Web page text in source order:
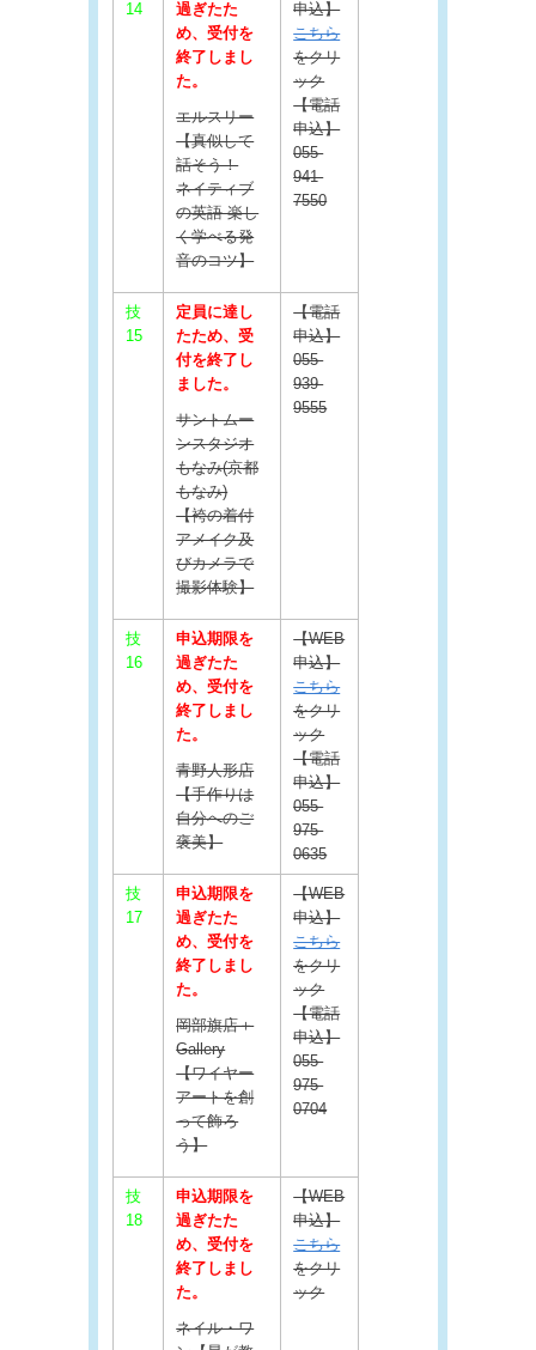
14
過ぎたた
め、受付を
終了しまし
た。
エルスリー
【真似して
話そう！
ネイティブ
の英語 楽し
く学べる発
音のコツ】
申込】
こちら
をクリ
ック
【電話
申込】
055-
941-
7550
技
15
定員に達し
たため、受
付を終了し
ました。
サントムー
ンスタジオ
もなみ(京都
もなみ)
【袴の着付
アメイク及
びカメラで
撮影体験】
【電話
申込】
055-
939-
9555
技
16
申込期限を
過ぎたた
め、受付を
終了しまし
た。
青野人形店
【手作りは
自分へのご
褒美】
【WEB
申込】
こちら
をクリ
ック
【電話
申込】
055-
975-
0635
技
17
申込期限を
過ぎたた
め、受付を
終了しまし
た。
岡部旗店＋
Gallery
【ワイヤー
アートを創
って飾ろ
う】
【WEB
申込】
こちら
をクリ
ック
【電話
申込】
055-
975-
0704
技
18
申込期限を
過ぎたた
め、受付を
終了しまし
た。
ネイル・ワ
【WEB
申込】
こちら
をクリ
ック